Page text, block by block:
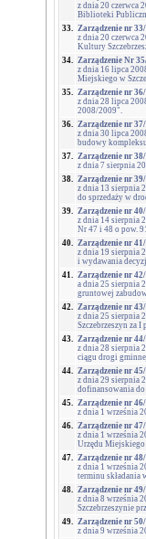
z dnia 20 czerwca
Biblioteki
33. Zarządzenie nr
z dnia 20 czerwca
Kultury
34. Zarządzenie Nr
z dnia 16 lipca
Miejskiego w
35. Zarządzenie nr
z dnia 28 lipca
2008/2009".
36. Zarządzenie nr
z dnia 30 lipca
budowy
37. Zarządzenie nr
z dnia 7 sierpnia
38. Zarządzenie nr
z dnia 13 sierpnia
do sprzedaży w
39. Zarządzenie nr
z dnia 14 sierpnia
Nr 47 i 48 o pow.
40. Zarządzenie nr
z dnia 19 sierpnia
i wydawania
41. Zarządzenie nr
a dnia 25 sierpnia
gruntowej
42. Zarządzenie nr
z dnia 25 sierpnia
Szczebrzeszyn za I
43. Zarządzenie nr
z dnia 28 sierpnia
ciągu drogi
44. Zarządzenie nr
z dnia 29 sierpnia
dofinansowania
45. Zarządzenie nr
z dnia 1 września
46. Zarządzenie nr
z dnia 1 września
Urzędu Miejskiego
47. Zarządzenie nr
z dnia 1 września
terminu składania
48. Zarządzenie nr
z dnia 8 września
Szczebrzeszynie
49. Zarządzenie nr
z dnia 9 września